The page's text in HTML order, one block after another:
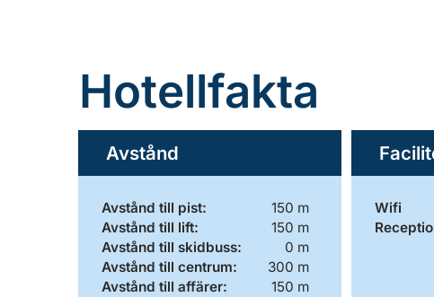
Hotellfakta
Avstånd
Avstånd till pist:
150 m
Avstånd till lift:
150 m
Avstånd till skidbuss:
0 m
Avstånd till centrum:
300 m
Avstånd till affärer:
150 m
Wifi